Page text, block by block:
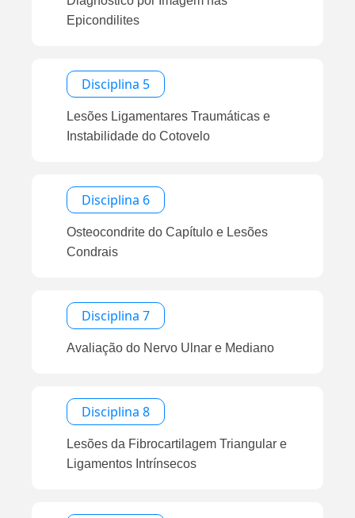
Epicondilites
Disciplina 5
Lesões Ligamentares Traumáticas e
Instabilidade do Cotovelo
Disciplina 6
Osteocondrite do Capítulo e Lesões
Condrais
Disciplina 7
Avaliação do Nervo Ulnar e Mediano
Disciplina 8
Lesões da Fibrocartilagem Triangular e
Ligamentos Intrínsecos